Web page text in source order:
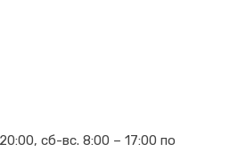
сб-вс. 8:00 – 17:00 по